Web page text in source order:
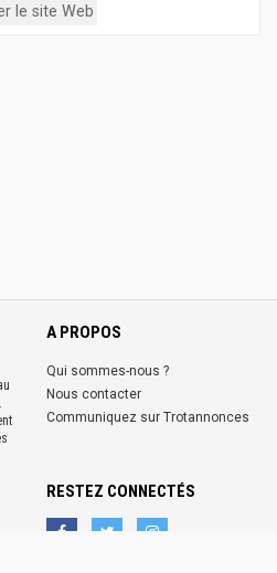
le site Web
A PROPOS
Qui sommes-nous ?
Nous contacter
Communiquez sur Trotannonces
RESTEZ CONNECTÉS